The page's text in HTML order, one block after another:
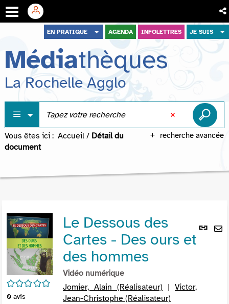
menu
contenu
recherche
EN PRATIQUE AGENDA INFOLETTRES JE SUIS
Médiathèques
La Rochelle Agglo
recherche avancée
Vous êtes ici : Accueil / Détail du
document
Lien
/5
0 avis
Le Dessous des
Cartes - Des ours et
des hommes
Vidéo numérique
Jomier, Alain (Réalisateur) | Victor,
Jean-Christophe (Réalisateur)